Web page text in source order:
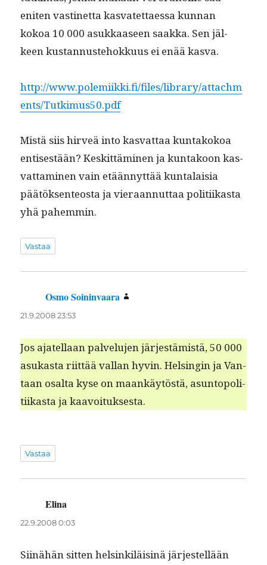
eniten vastinet­ta kas­vatet­taes­sa kun­nan
kokoa 10 000 asukkaaseen saak­ka. Sen jäl­
keen kus­tan­nuste­hokku­us ei enää kasva.
http://www.polemiikki.fi/files/library/attachm
ents/Tutkimus50.pdf
Mis­tä siis hirveä into kas­vat­taa kun­takokoa
entis­es­tään? Keskit­tämi­nen ja kun­takoon kas­
vat­ta­mi­nen vain etään­nyt­tää kun­ta­laisia
päätök­sen­teosta ja vier­aan­nut­taa poli­ti­ikas­ta
yhä pahemmin.
Vastaa
Osmo Soininvaara
21.9.2008 23:53
Jos ajatel­laan palvelu­jen jär­jestämistä, 50 000
asukas­ta riit­tää val­lan hyvin. Helsin­gin ja Van­
taan osalta kyse on maankäytöstä, asun­topoli­
ti­ikas­ta ja kaavoituksesta.
Vastaa
Elina
22.9.2008 0:03
Siinähän sit­ten helsinkiläis­inä jär­jestel­lään